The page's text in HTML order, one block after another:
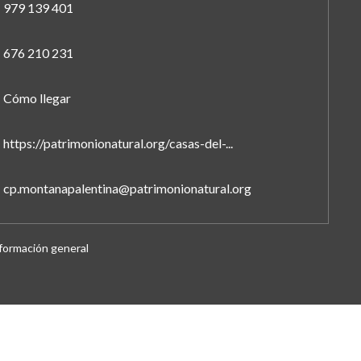
979 139 401
676 210 231
Cómo llegar
https://patrimonionatural.org/casas-del-...
cp.montanapalentina@patrimonionatural.org
general